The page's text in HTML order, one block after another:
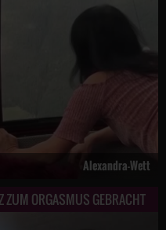
Alexandra-Wett
ZUM ORGASMUS GEBRACHT